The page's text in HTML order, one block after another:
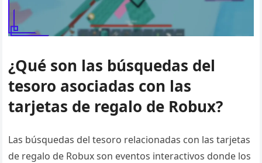
¿Qué son las búsquedas del
tesoro asociadas con las
tarjetas de regalo de Robux?
Las búsquedas del tesoro relacionadas con las tarjetas
de regalo de Robux son eventos interactivos donde los